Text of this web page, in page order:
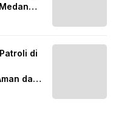
di
dan